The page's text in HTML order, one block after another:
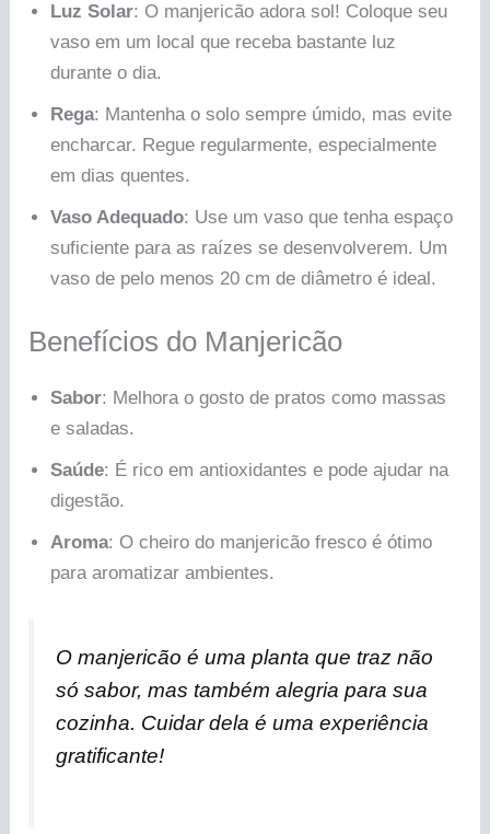
Luz Solar: O manjericão adora sol! Coloque seu
vaso em um local que receba bastante luz
durante o dia.
Rega: Mantenha o solo sempre úmido, mas evite
encharcar. Regue regularmente, especialmente
em dias quentes.
Vaso Adequado: Use um vaso que tenha espaço
suficiente para as raízes se desenvolverem. Um
vaso de pelo menos 20 cm de diâmetro é ideal.
Benefícios do Manjericão
Sabor: Melhora o gosto de pratos como massas
e saladas.
Saúde: É rico em antioxidantes e pode ajudar na
digestão.
Aroma: O cheiro do manjericão fresco é ótimo
para aromatizar ambientes.
O manjericão é uma planta que traz não
só sabor, mas também alegria para sua
cozinha. Cuidar dela é uma experiência
gratificante!